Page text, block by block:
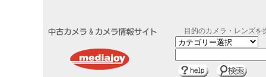
目的のカメラ・レンズを